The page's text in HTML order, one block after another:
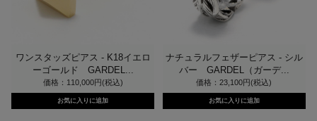
ワンスタッズピアス - K18イエロ
ーゴールド GARDEL...
価格：110,000円(税込)
ナチュラルフェザーピアス - シル
バー GARDEL（ガーデ...
価格：23,100円(税込)